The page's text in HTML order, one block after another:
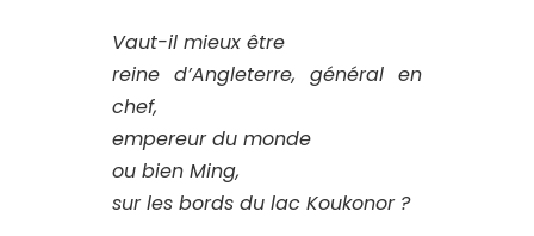
Vaut-il mieux être
reine d’Angleterre, général en
chef,
empereur du monde
ou bien Ming,
sur les bords du lac Koukonor ?